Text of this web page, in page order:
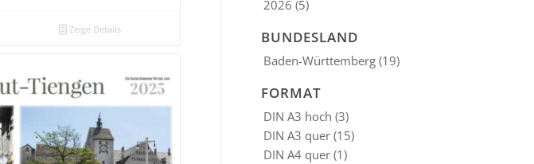
Zeige Details
2026 (5)
BUNDESLAND
Baden-Württemberg (19)
FORMAT
DIN A3 hoch (3)
DIN A3 quer (15)
DIN A4 quer (1)